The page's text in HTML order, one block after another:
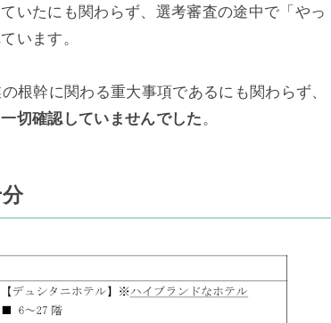
いたにも関わらず、選考審査の途中で「やっ
います。
根幹に関わる重大事項であるにも関わらず、
切確認していませんでした。